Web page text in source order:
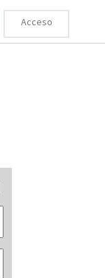
Acceso